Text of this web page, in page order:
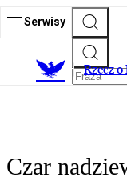
Serwisy
Rzecz
Czar